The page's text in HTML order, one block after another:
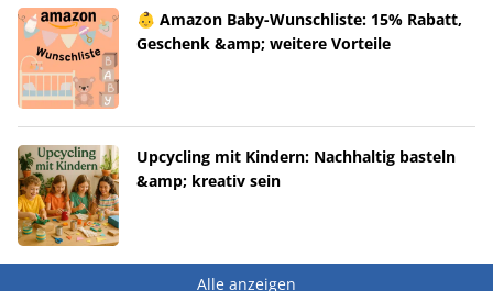
👶 Amazon Baby-Wunschliste: 15% Rabatt,
Geschenk &amp; weitere Vorteile
Upcycling mit Kindern: Nachhaltig basteln
&amp; kreativ sein
Alle anzeigen